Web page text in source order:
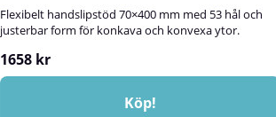
Flexibelt handslipstöd 70×400 mm med 53 hål och
justerbar form för konkava och konvexa ytor.
1658 kr
Köp!